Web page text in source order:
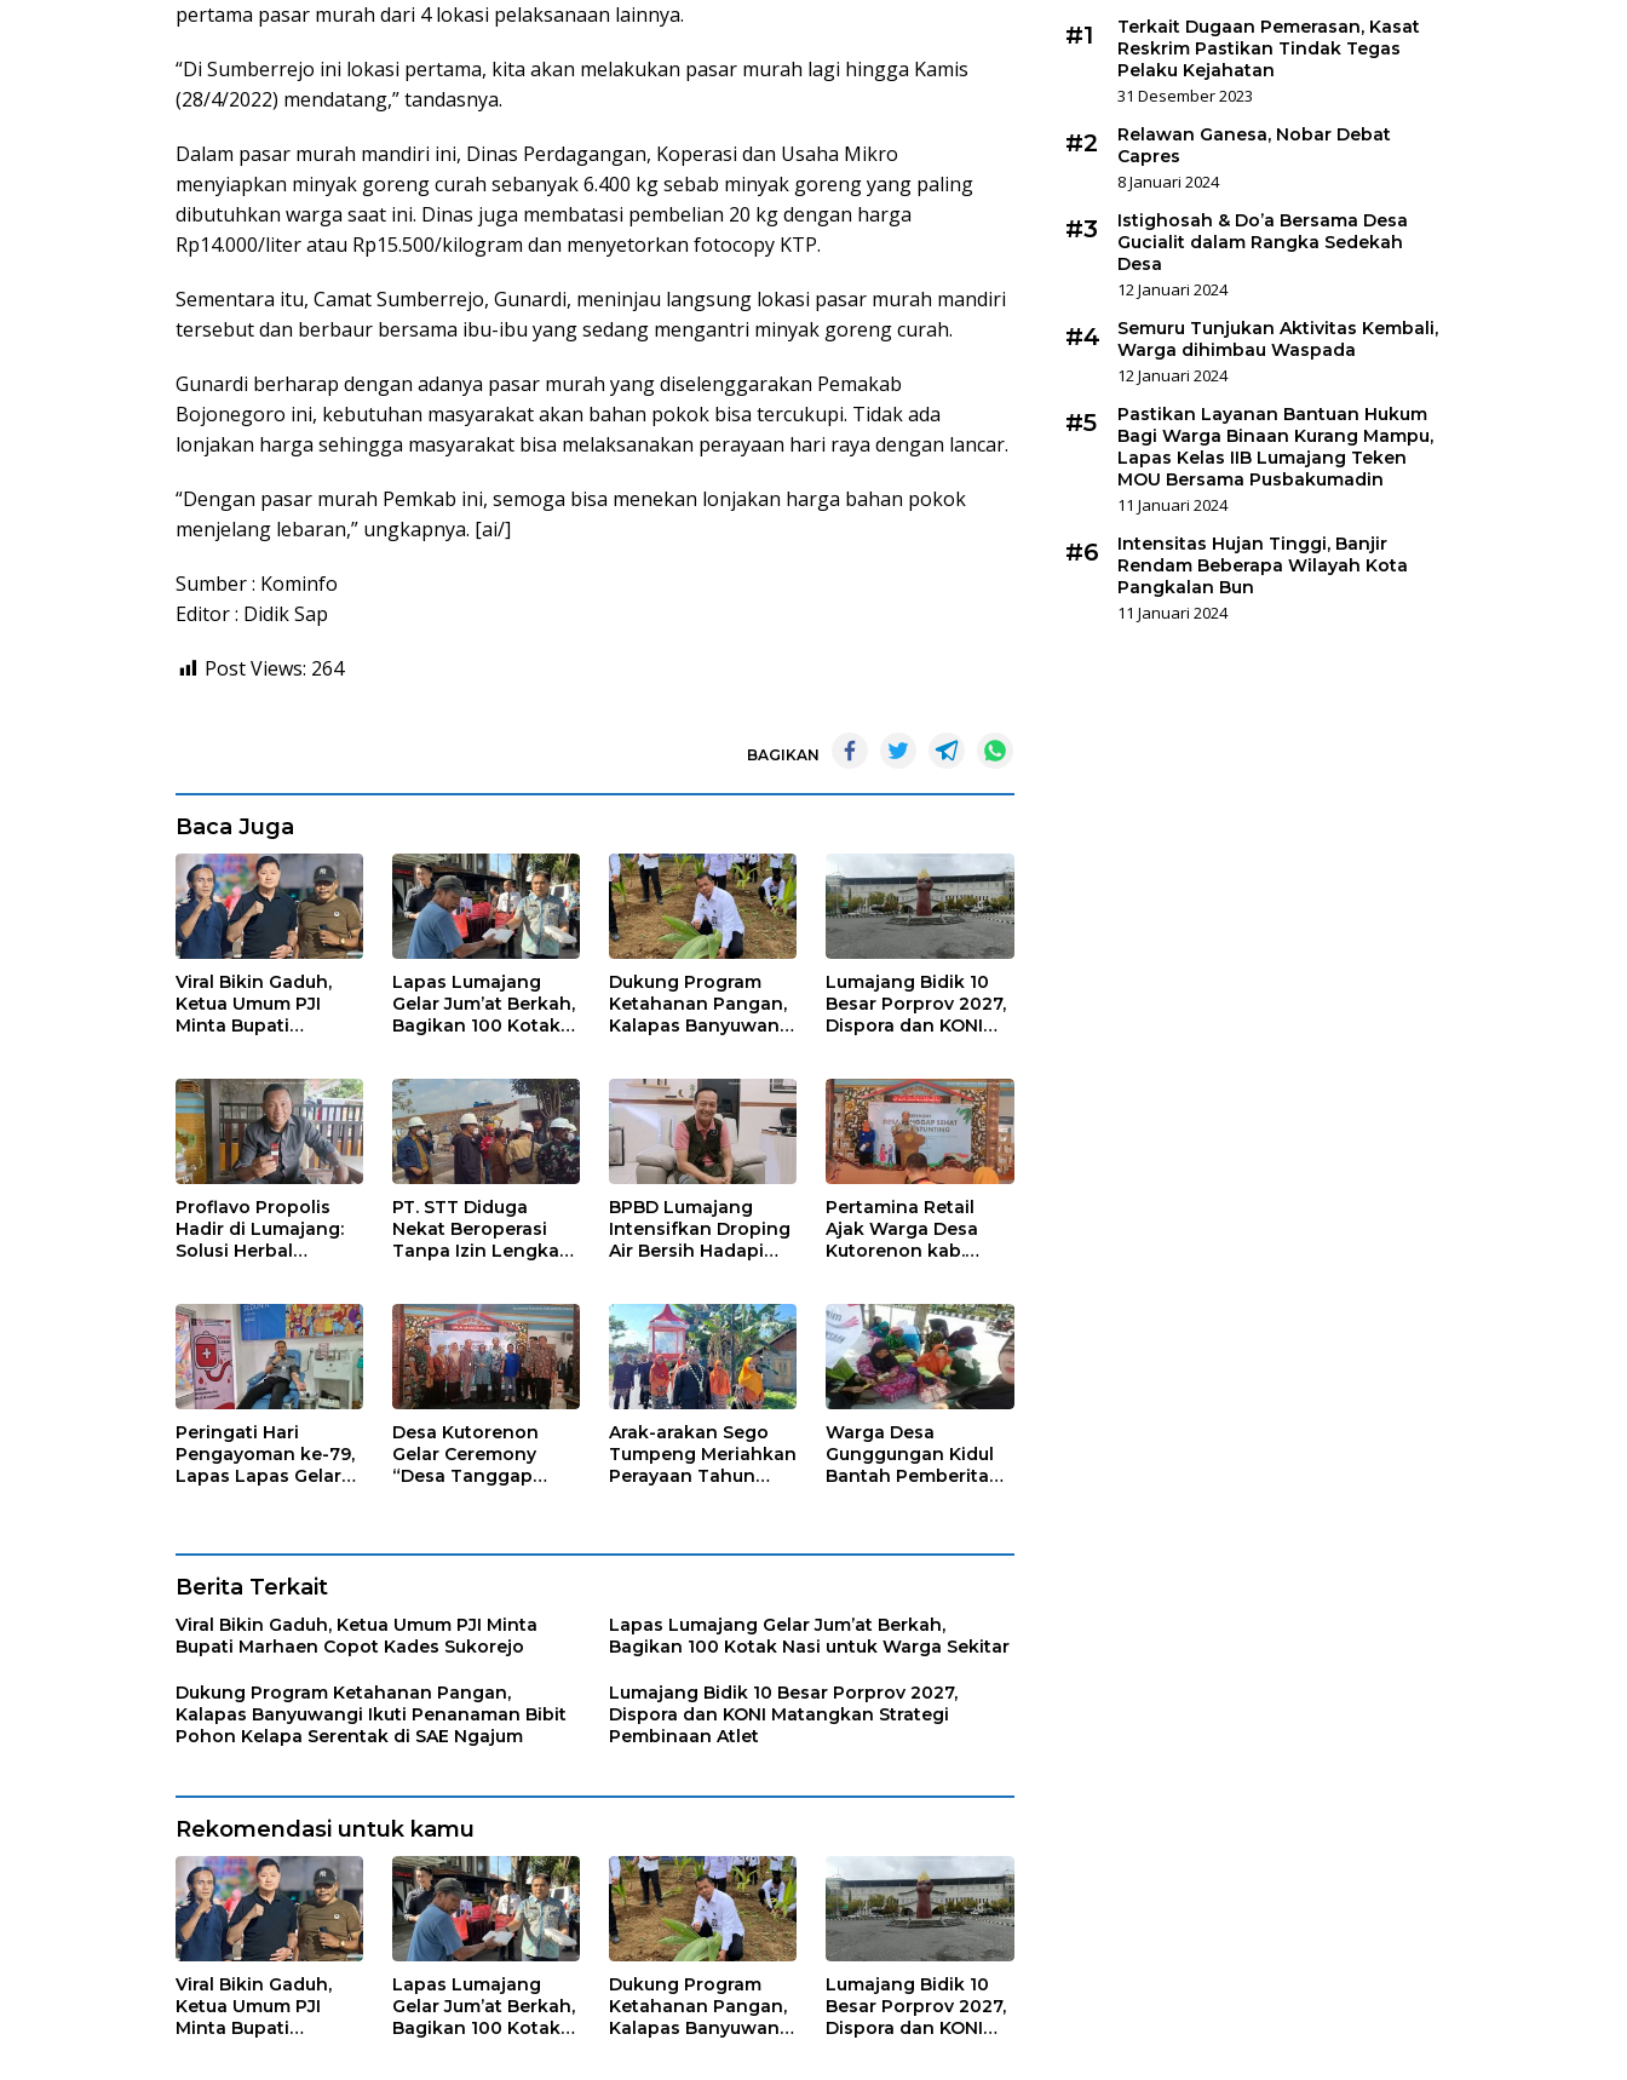
pertama pasar murah dari 4 lokasi pelaksanaan lainnya.
“Di Sumberrejo ini lokasi pertama, kita akan melakukan pasar murah lagi hingga Kamis
(28/4/2022) mendatang,” tandasnya.
Dalam pasar murah mandiri ini, Dinas Perdagangan, Koperasi dan Usaha Mikro
menyiapkan minyak goreng curah sebanyak 6.400 kg sebab minyak goreng yang paling
dibutuhkan warga saat ini. Dinas juga membatasi pembelian 20 kg dengan harga
Rp14.000/liter atau Rp15.500/kilogram dan menyetorkan fotocopy KTP.
Sementara itu, Camat Sumberrejo, Gunardi, meninjau langsung lokasi pasar murah mandiri
tersebut dan berbaur bersama ibu-ibu yang sedang mengantri minyak goreng curah.
Gunardi berharap dengan adanya pasar murah yang diselenggarakan Pemakab
Bojonegoro ini, kebutuhan masyarakat akan bahan pokok bisa tercukupi. Tidak ada
lonjakan harga sehingga masyarakat bisa melaksanakan perayaan hari raya dengan lancar.
“Dengan pasar murah Pemkab ini, semoga bisa menekan lonjakan harga bahan pokok
menjelang lebaran,” ungkapnya. [ai/]
Sumber : Kominfo
Editor : Didik Sap
Post Views: 264
BAGIKAN
Baca Juga
Viral Bikin Gaduh,
Ketua Umum PJI
Minta Bupati
Lapas Lumajang
Gelar Jum’at Berkah,
Bagikan 100 Kotak
Dukung Program
Ketahanan Pangan,
Kalapas Banyuwangi
Serentak di SAE
Ngajum
Lumajang Bidik 10
Besar Porprov 2027,
Dispora dan KONI
Proflavo Propolis
Hadir di Lumajang:
Solusi Herbal
Kesehatan
Masyarakat
PT. STT Diduga
Nekat Beroperasi
Tanpa Izin Lengkap,
BPBD Lumajang
Intensifkan Droping
Air Bersih Hadapi
Pertamina Retail
Ajak Warga Desa
Kutorenon kab.
Tanggap Keadaan
Gawat Darurat
Peringati Hari
Pengayoman ke-79,
Lapas Lapas Gelar
Desa Kutorenon
Gelar Ceremony
“Desa Tanggap
Arak-arakan Sego
Tumpeng Meriahkan
Perayaan Tahun
Warga Desa
Gunggungan Kidul
Bantah Pemberitaan
Berita Terkait
Viral Bikin Gaduh, Ketua Umum PJI Minta
Bupati Marhaen Copot Kades Sukorejo
Lapas Lumajang Gelar Jum’at Berkah,
Bagikan 100 Kotak Nasi untuk Warga Sekitar
Dukung Program Ketahanan Pangan,
Kalapas Banyuwangi Ikuti Penanaman Bibit
Pohon Kelapa Serentak di SAE Ngajum
Lumajang Bidik 10 Besar Porprov 2027,
Dispora dan KONI Matangkan Strategi
Pembinaan Atlet
Rekomendasi untuk kamu
Viral Bikin Gaduh,
Ketua Umum PJI
Minta Bupati
Lapas Lumajang
Gelar Jum’at Berkah,
Bagikan 100 Kotak
Dukung Program
Ketahanan Pangan,
Kalapas Banyuwangi
Lumajang Bidik 10
Besar Porprov 2027,
Dispora dan KONI
#1
Terkait Dugaan Pemerasan, Kasat
Reskrim Pastikan Tindak Tegas
Pelaku Kejahatan
31 Desember 2023
#2
Relawan Ganesa, Nobar Debat
Capres
8 Januari 2024
#3
Istighosah & Do’a Bersama Desa
Gucialit dalam Rangka Sedekah
Desa
12 Januari 2024
#4
Semuru Tunjukan Aktivitas Kembali,
Warga dihimbau Waspada
12 Januari 2024
#5
Pastikan Layanan Bantuan Hukum
Bagi Warga Binaan Kurang Mampu,
Lapas Kelas IIB Lumajang Teken
MOU Bersama Pusbakumadin
11 Januari 2024
#6
Intensitas Hujan Tinggi, Banjir
Rendam Beberapa Wilayah Kota
Pangkalan Bun
11 Januari 2024